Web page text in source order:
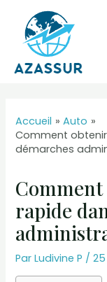
contenu
Accueil
Auto
Comment
démarches
rapide
ParLudivine P /